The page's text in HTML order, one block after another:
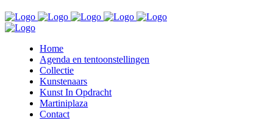
Home
Agenda en tentoonstellingen
Collectie
Kunstenaars
Kunst In Opdracht
Martiniplaza
Contact